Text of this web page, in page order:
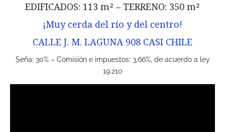
EDIFICADOS: 113 m² – TERRENO: 350 m²
¡Muy cerda del río y del centro!
CALLE J. M. LAGUNA 908 CASI CHILE
Seña: 30% – Comisión e impuestos: 3,66%, de acuerdo a ley
19.210